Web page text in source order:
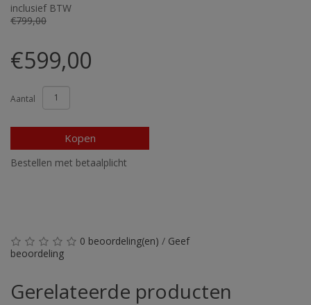
inclusief BTW
€799,00
€599,00
Aantal
Kopen
Bestellen met betaalplicht
0 beoordeling(en) / Geef
beoordeling
Gerelateerde producten